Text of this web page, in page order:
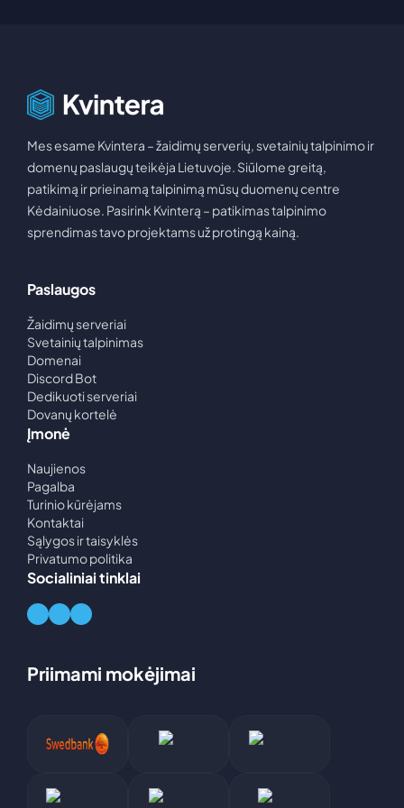
Mes esame Kvintera – žaidimų serverių, svetainių talpinimo ir
domenų paslaugų teikėja Lietuvoje. Siūlome greitą,
patikimą ir prieinamą talpinimą mūsų duomenų centre
Kėdainiuose. Pasirink Kvinterą – patikimas talpinimo
sprendimas tavo projektams už protingą kainą.
Paslaugos
Žaidimų serveriai
Svetainių talpinimas
Domenai
Discord Bot
Dedikuoti serveriai
Dovanų kortelė
Įmonė
Naujienos
Pagalba
Turinio kūrėjams
Kontaktai
Sąlygos ir taisyklės
Privatumo politika
Socialiniai tinklai
Priimami mokėjimai